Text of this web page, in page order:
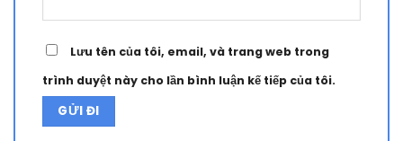
Lưu tên của tôi, email, và trang web trong
trình duyệt này cho lần bình luận kế tiếp của tôi.